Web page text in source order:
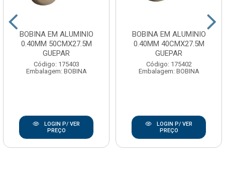
BOBINA EM ALUMINIO
0.40MM 50CMX27.5M
GUEPAR
Código: 175403
Embalagem: BOBINA
LOGIN P/ VER
PREÇO
BOBINA EM ALUMINIO
0.40MM 40CMX27.5M
GUEPAR
Código: 175402
Embalagem: BOBINA
LOGIN P/ VER
PREÇO